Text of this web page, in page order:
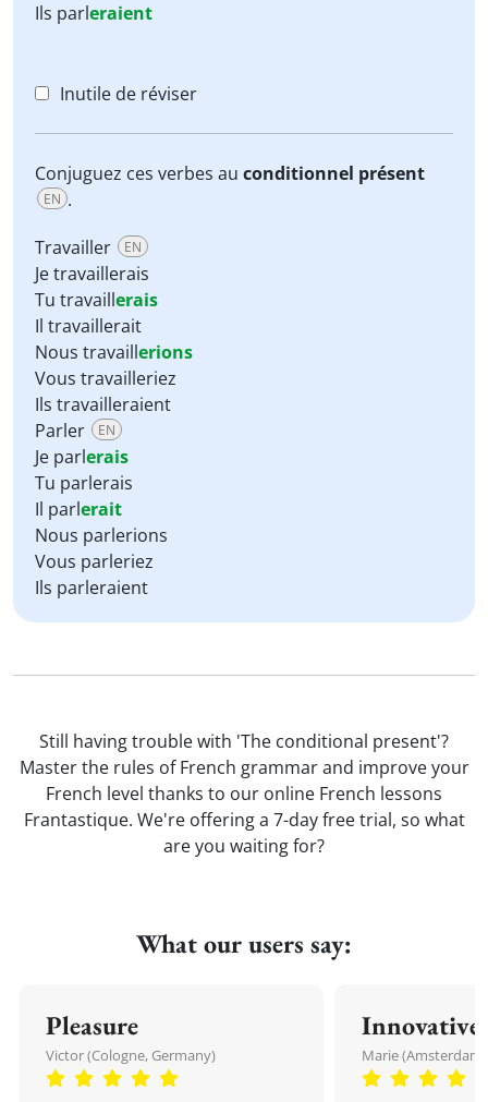
Ils parleraient
Inutile de réviser
Conjuguez ces verbes au conditionnel présent
EN .
Travailler
EN
Je travaillerais
Tu travaillerais
Il travaillerait
Nous travaillerions
Vous travailleriez
Ils travailleraient
Parler
EN
Je parlerais
Tu parlerais
Il parlerait
Nous parlerions
Vous parleriez
Ils parleraient
Still having trouble with 'The conditional present'?
Master the rules of French grammar and improve your
French level thanks to our online French lessons
Frantastique. We're offering a 7-day free trial, so what
are you waiting for?
What our users say:
Pleasure
Victor (Cologne, Germany)
Innovative
Marie